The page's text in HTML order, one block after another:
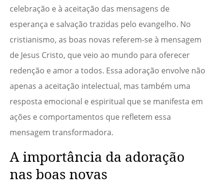
celebração e à aceitação das mensagens de
esperança e salvação trazidas pelo evangelho. No
cristianismo, as boas novas referem-se à mensagem
de Jesus Cristo, que veio ao mundo para oferecer
redenção e amor a todos. Essa adoração envolve não
apenas a aceitação intelectual, mas também uma
resposta emocional e espiritual que se manifesta em
ações e comportamentos que refletem essa
mensagem transformadora.
A importância da adoração
nas boas novas